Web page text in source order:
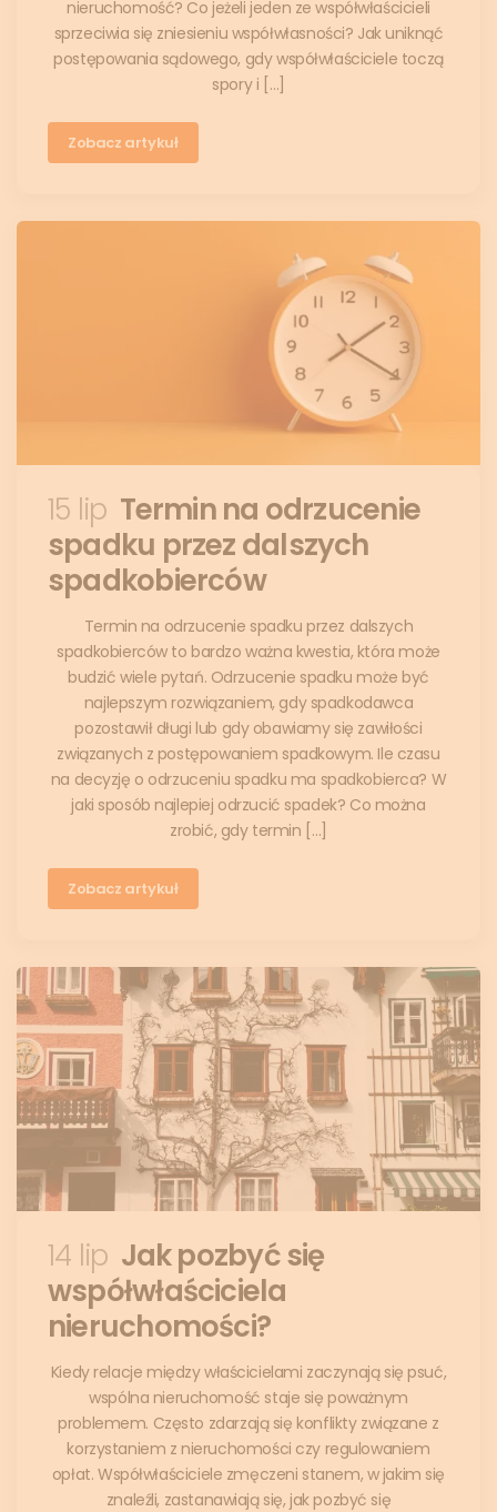
nieruchomość? Co jeżeli jeden ze współwłaścicieli
sprzeciwia się zniesieniu współwłasności? Jak uniknąć
postępowania sądowego, gdy współwłaściciele toczą
spory i […]
Zobacz artykuł
15 lip Termin na odrzucenie
spadku przez dalszych
spadkobierców
Termin na odrzucenie spadku przez dalszych
spadkobierców to bardzo ważna kwestia, która może
budzić wiele pytań. Odrzucenie spadku może być
najlepszym rozwiązaniem, gdy spadkodawca
pozostawił długi lub gdy obawiamy się zawiłości
związanych z postępowaniem spadkowym. Ile czasu
na decyzję o odrzuceniu spadku ma spadkobierca? W
jaki sposób najlepiej odrzucić spadek? Co można
zrobić, gdy termin […]
Zobacz artykuł
14 lip Jak pozbyć się
współwłaściciela
nieruchomości?
Kiedy relacje między właścicielami zaczynają się psuć,
wspólna nieruchomość staje się poważnym
problemem. Często zdarzają się konflikty związane z
korzystaniem z nieruchomości czy regulowaniem
opłat. Współwłaściciele zmęczeni stanem, w jakim się
znaleźli, zastanawiają się, jak pozbyć się